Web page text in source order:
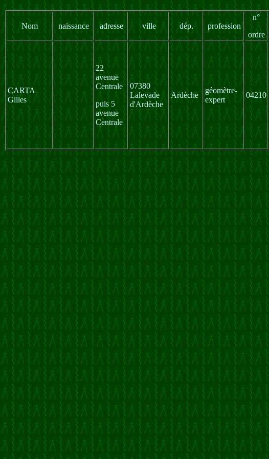
Nom naissance adresse ville dép. profession
n°
ordre
CARTA
Gilles
22
avenue
Centrale
puis 5
avenue
Centrale
07380
Lalevade
d'Ardèche
Ardèche
géomètre-
expert
04210